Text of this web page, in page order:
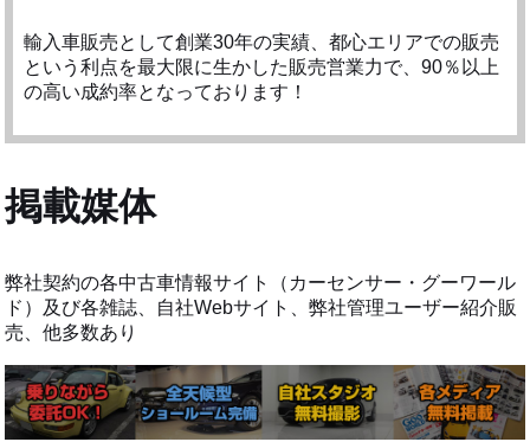
輸入車販売として創業30年の実績、都心エリアでの販売
という利点を最大限に生かした販売営業力で、90％以上
の高い成約率となっております！
掲載媒体
弊社契約の各中古車情報サイト（カーセンサー・グーワール
ド）及び各雑誌、自社Webサイト、弊社管理ユーザー紹介販
売、他多数あり